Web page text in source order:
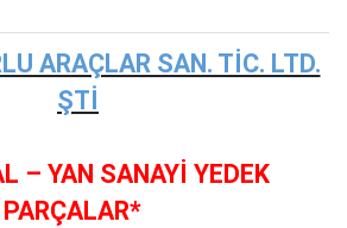
ARAÇLAR SAN. TİC. LTD.
ŞTİ
– YAN SANAYİ YEDEK
PARÇALAR*